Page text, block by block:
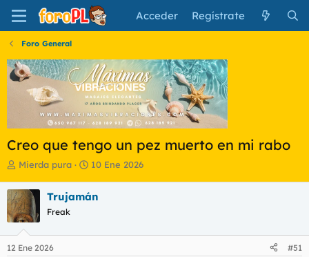
Acceder Regístrate
Foro General
Creo que tengo un pez muerto en mi rabo
I
i
c
i
a
d
o
Mierda pura
F
h
e
10 Ene 2026
Trujamán
Freak
12 Ene 2026 #51